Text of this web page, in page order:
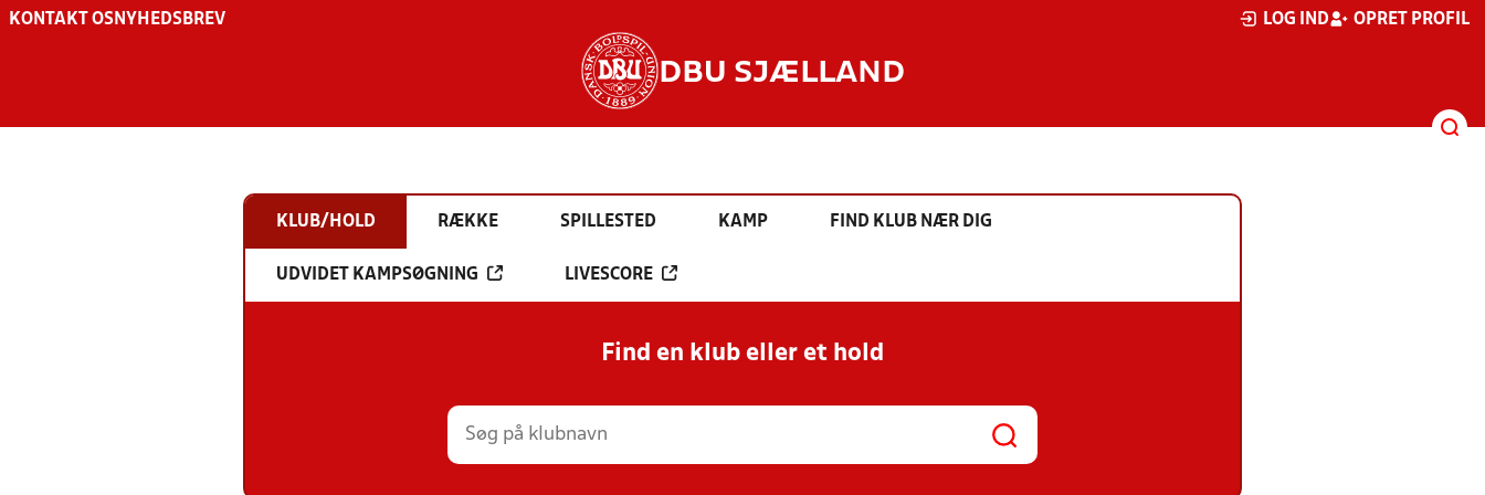
KONTAKT OS NYHEDSBREV LOG IND OPRET PROFIL
DBU SJÆLLAND
KLUB/HOLD RÆKKE SPILLESTED KAMP FIND KLUB NÆR DIG
UDVIDET KAMPSØGNING LIVESCORE
Find en klub eller et hold